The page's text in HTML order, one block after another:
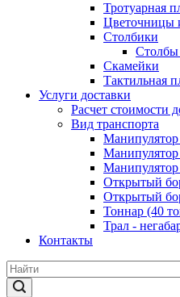
Тротуарная
Цветочницы
Столбики
Столбы
Скамейки
Тактильная
Услуги доставки
Расчет стоимости
Вид транспорта
Открытый
Открытый
Тоннар (40
Трал -
Контакты